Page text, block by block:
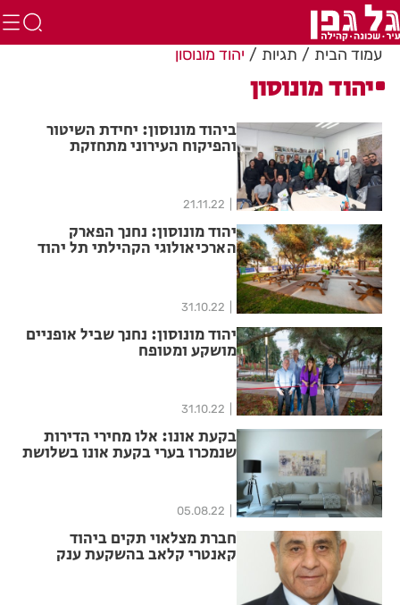
עמוד הבית תגיות יהוד מונוסון
יהוד מונוסון
ביהוד מונוסון: יחידת השיטור
והפיקוח העירוני מתחזקת
21.11.22
יהוד מונוסון: נחנך הפארק
הארכיאולוגי הקהילתי תל יהוד
31.10.22
יהוד מונוסון: נחנך שביל אופניים
מושקע ומטופח
31.10.22
בקעת אונו: אלו מחירי הדירות
שנמכרו בערי בקעת אונו בשלושת
05.08.22
חברת מצלאוי תקים ביהוד
קאנטרי קלאב בהשקעת ענק